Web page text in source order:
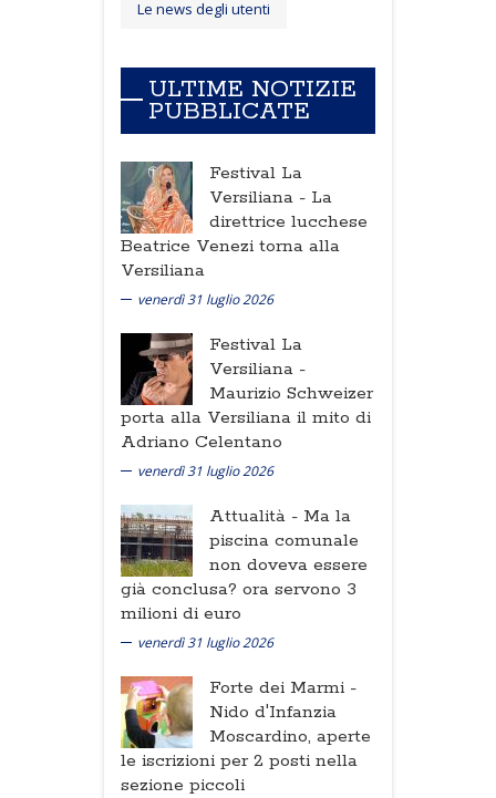
Le news degli utenti
ULTIME NOTIZIE
PUBBLICATE
Festival La
Versiliana - La
direttrice lucchese
Beatrice Venezi torna alla
Versiliana
venerdì 31 luglio 2026
Festival La
Versiliana -
Maurizio Schweizer
porta alla Versiliana il mito di
Adriano Celentano
venerdì 31 luglio 2026
Attualità - Ma la
piscina comunale
non doveva essere
già conclusa? ora servono 3
milioni di euro
venerdì 31 luglio 2026
Forte dei Marmi -
Nido d'Infanzia
Moscardino, aperte
le iscrizioni per 2 posti nella
sezione piccoli